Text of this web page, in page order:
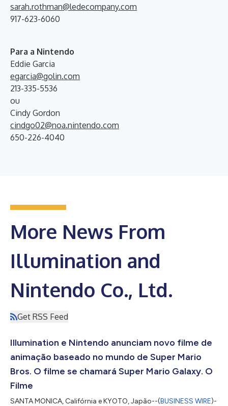
sarah.rothman@ledecompany.com
917-623-6060
Para a Nintendo
Eddie Garcia
egarcia@golin.com
213-335-5536
ou
Cindy Gordon
cindgo02@noa.nintendo.com
650-226-4040
More News From
Illumination and
Nintendo Co., Ltd.
Get RSS Feed
Illumination e Nintendo anunciam novo filme de
animação baseado no mundo de Super Mario
Bros. O filme se chamará Super Mario Galaxy. O
Filme
SANTA MONICA, Califórnia e KYOTO, Japão--(BUSINESS WIRE)-